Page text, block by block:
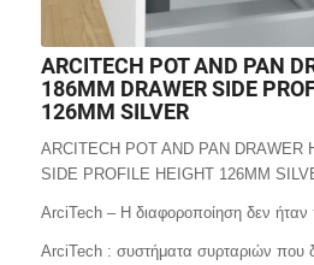
ARCITECH POT AND PAN
186MM DRAWER SIDE
126MM SILVER
ARCITECH POT AND PAN DRAWER
SIDE PROFILE HEIGHT 126MM
ArciTech – Η διαφοροποίηση δεν ήταν
ArciTech : συστήματα συρταριών που